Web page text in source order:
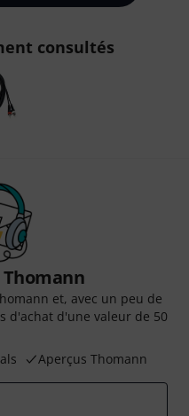
consultés
et, avec un peu de
d'achat d'une valeur de 50
Aperçus Thomann